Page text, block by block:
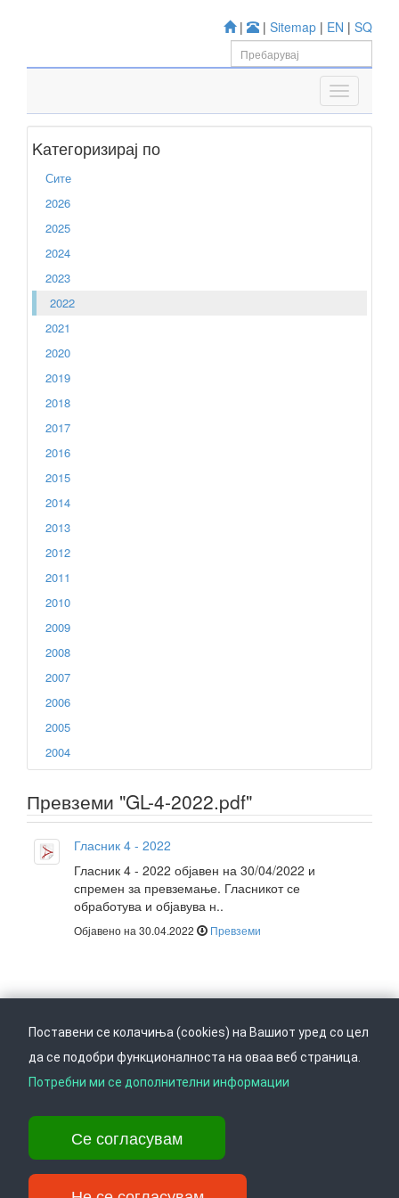
| | Sitemap | EN | SQ
Kатегоризирај по
Сите
2026
2025
2024
2023
2022
2021
2020
2019
2018
2017
2016
2015
2014
2013
2012
2011
2010
2009
2008
2007
2006
2005
2004
Превземи "GL-4-2022.pdf"
Гласник 4 - 2022
Гласник 4 - 2022 објавен на 30/04/2022 и
спремен за превземање. Гласникот се
обработува и објавува н..
Објавено на 30.04.2022 Превземи
Врати се горе Следете не на
Ул. Даме Груев 14, Катна гаража Беко на 1-виот кат, 1000 Скопје,
Тел: +389 2 3103 601 (641), Факс: +389 2 3137 149 |
info@ippo.gov.mk
Поставени се колачиња (cookies) на Вашиот уред со цел
да се подобри функционалноста на оваа веб страница.
Потребни ми се дополнителни информации
Се согласувам